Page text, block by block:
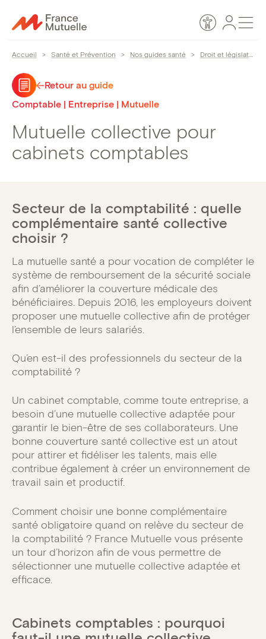
au
Accessibilité
Espace
Accueil > Santé et Prévention > Nos guides santé > Droit et législation
Retour au guide
Comptable | Entreprise | Mutuelle
Mutuelle collective pour
cabinets comptables
Secteur de la comptabilité : quelle
complémentaire santé collective
choisir ?
La mutuelle santé a pour vocation de compléter le
système de remboursement de la sécurité sociale
afin d’améliorer la couverture médicale des
bénéficiaires. Depuis 2016, les employeurs doivent
proposer une mutuelle collective afin de protéger
l’ensemble de leurs salariés.
Qu’en est-il des professionnels du secteur de la
comptabilité ?
Un cabinet comptable, comme toute entreprise, a
besoin d’une mutuelle collective adaptée pour
garantir le bien-être de ses collaborateurs. Une
bonne couverture santé collective est un atout
pour attirer et fidéliser les talents, mais elle
contribue également à créer un environnement de
travail sain et productif.
Comment choisir une bonne complémentaire
santé obligatoire quand on relève du secteur de
la comptabilité ? France Mutuelle vous présente
un tour d’horizon afin de vous permettre de
sélectionner une mutuelle collective adaptée et
efficace.
Cabinets comptables : pourquoi